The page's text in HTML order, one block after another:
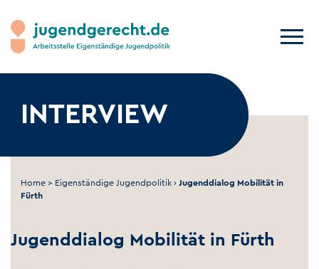
INTERVIEW
Home > Eigenständige Jugendpolitik › Jugenddialog Mobilität in
Fürth
Jugenddialog Mobilität in Fürth